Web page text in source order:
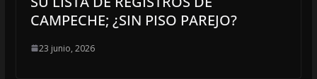
CAMPECHE; ¿SIN PISO PAREJO?
23 junio, 2026